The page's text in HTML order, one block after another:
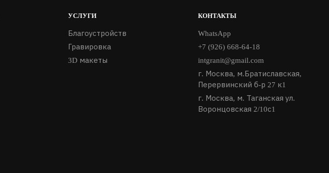
УСЛУГИ
Благоустройств
Гравировка
3D макеты
КОНТАКТЫ
WhatsApp
+7 (926) 668-64-18
intgranit@gmail.com
г. Москва, м.Братиславская,
Перервинский б-р 27 к1
г. Москва, м. Таганская ул.
Воронцовская 2/10с1